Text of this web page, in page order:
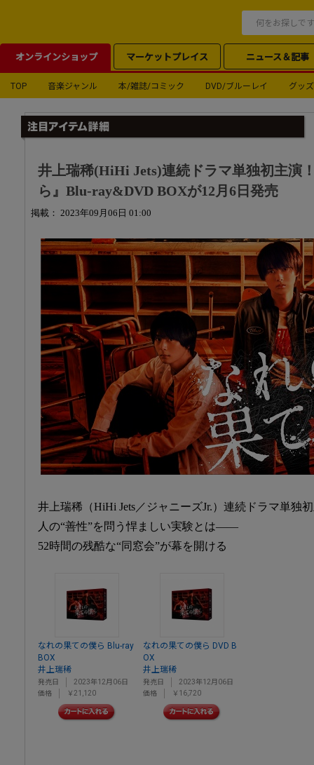
オンラインショップ マーケットプレイス ニュース＆記事
TOP 音楽ジャンル 本/雑誌/コミック DVD/ブルーレイ グッズ
井上瑞稀(HiHi Jets)連続ドラマ単独初主演
ら』Blu-ray&DVD BOXが12月6日発売
掲載： 2023年09月06日 01:00
井上瑞稀（HiHi Jets／ジャニーズJr.）連続ドラマ単独
人の“善性”を問う悍ましい実験とは――
52時間の残酷な“同窓会”が幕を開ける
なれの果ての僕ら Blu-ray
BOX
井上瑞稀
発売日
2023年12月06日
価格
￥21,120
なれの果ての僕ら DVD B
OX
井上瑞稀
発売日
2023年12月06日
価格
￥16,720